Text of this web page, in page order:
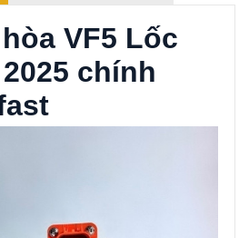
VF5 Lốc
chính